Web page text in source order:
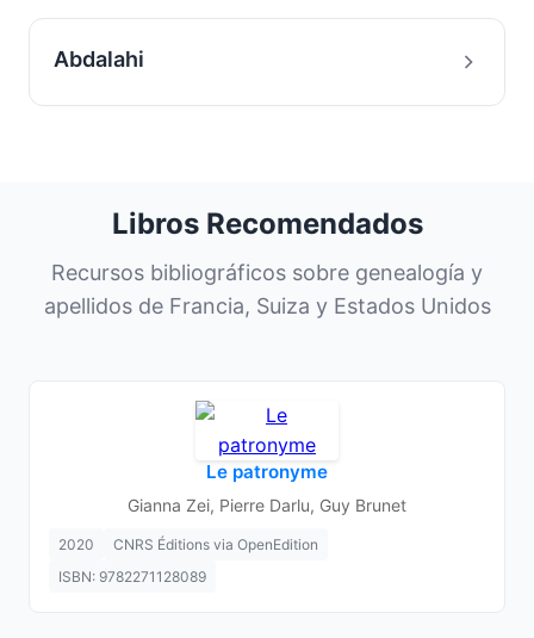
Abdalahi
Libros Recomendados
Recursos bibliográficos sobre genealogía y
apellidos de Francia, Suiza y Estados Unidos
Le patronyme
Gianna Zei, Pierre Darlu, Guy Brunet
2020
CNRS Éditions via OpenEdition
ISBN: 9782271128089